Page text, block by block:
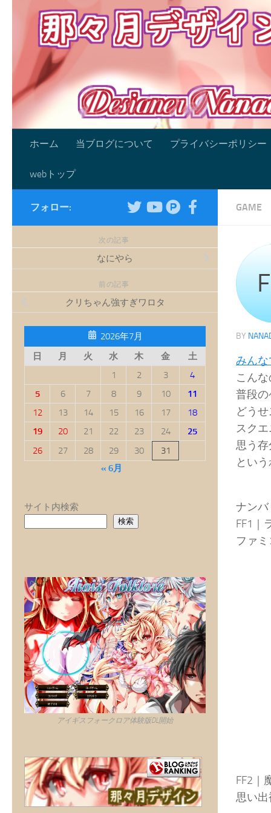
コンテンツへスキップ
ホーム 当ブログについて プライバシーポリシー
webトップ
GAME
BY
みんな
こん
普段
どう
スク
思う存
とい
ナン
FF1｜
ファ
FF2｜
思い出
フォロー:
次の記事
なにやら
前の記事
クリちゃん強すぎワロタ
2026年7月
日
月 火 水 木 金
土
1
2 3
4
5
6 7 8 9 10
11
12
13 14 15 16 17
18
19
20 21 22 23 24
25
26
27 28 29 30
31
« 6月
サイト内検索
検索
アイギスフォークロア体験版DL開始